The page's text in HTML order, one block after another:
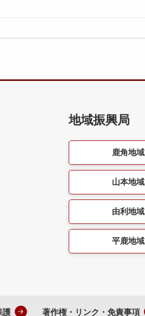
地域振興局
鹿角地域
山本地域
由利地域
平鹿地域
護 著作権・リンク・免責事項